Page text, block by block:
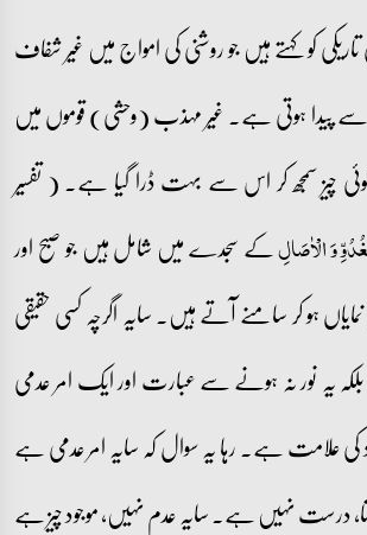
کو کہتے ہیں جو روشنی کی امواج میں غیر شفاف
پیدا ہوتی ہے۔ غیر مہذب (وحشی) قوموں میں
چیز سمجھ کر اس سے بہت ڈرا گیا ہے۔ ( تفسیر
وَ الۡاٰصَالِکے سجدے میں شامل ہیں جو صبح اور
ہو کر سامنے آتے ہیں۔ سایہ اگرچہ کسی حقیقی
یہ نور نہ ہونے سے عبارت اور ایک امر عدمی
کی علامت ہے۔ رہا یہ سوال کہ سایہ امر عدمی ہے
درست نہیں ہے۔ سایہ عدم نہیں، موجود چیز ہے